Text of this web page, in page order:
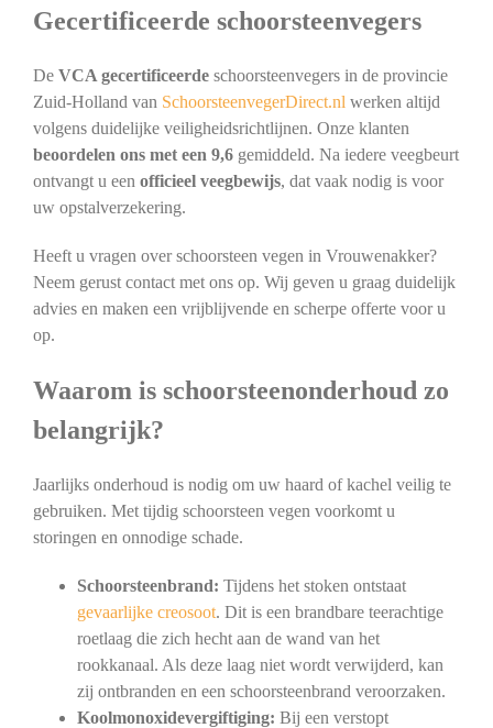
Gecertificeerde schoorsteenvegers
De VCA gecertificeerdeschoorsteenvegers in de provincie
Zuid-Holland van SchoorsteenvegerDirect.nl werken altijd
volgens duidelijke veiligheidsrichtlijnen. Onze klanten
beoordelen ons met een 9,6gemiddeld. Na iedere veegbeurt
ontvangt u een officieel veegbewijs, dat vaak nodig is voor
uw opstalverzekering.
Heeft u vragen over schoorsteen vegen in Vrouwenakker?
Neem gerust contact met ons op. Wij geven u graag duidelijk
advies en maken een vrijblijvende en scherpe offerte voor u
op.
Waarom is schoorsteenonderhoud zo
belangrijk?
Jaarlijks onderhoud is nodig om uw haard of kachel veilig te
gebruiken. Met tijdig schoorsteen vegen voorkomt u
storingen en onnodige schade.
Schoorsteenbrand: Tijdens het stoken ontstaat
gevaarlijke creosoot. Dit is een brandbare teerachtige
roetlaag die zich hecht aan de wand van het
rookkanaal. Als deze laag niet wordt verwijderd, kan
zij ontbranden en een schoorsteenbrand veroorzaken.
Koolmonoxidevergiftiging: Bij een verstopt